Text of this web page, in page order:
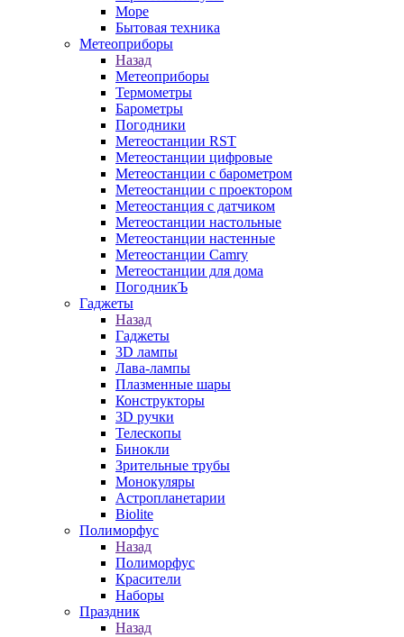
Море
Бытовая техника
Метеоприборы
Назад
Метеоприборы
Термометры
Барометры
Погодники
Метеостанции RST
Метеостанции цифровые
Метеостанции с барометром
Метеостанции с проектором
Метеостанция с датчиком
Метеостанции настольные
Метеостанции настенные
Метеостанции Camry
Метеостанции для дома
ПогодникЪ
Гаджеты
Назад
Гаджеты
3D лампы
Лава-лампы
Плазменные шары
Конструкторы
3D ручки
Телескопы
Бинокли
Зрительные трубы
Монокуляры
Астропланетарии
Biolite
Полиморфус
Назад
Полиморфус
Красители
Наборы
Праздник
Назад